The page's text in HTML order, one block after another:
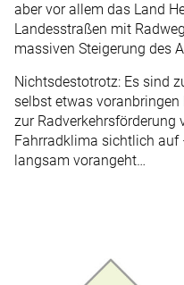
aber vor allem das Land
Landesstraßen mit
massiven Steigerung des
Nichtsdestotrotz: Es sind
selbst etwas
zur Radverkehrsförderung
Fahrradklima sichtlich auf
langsam vorangeht…